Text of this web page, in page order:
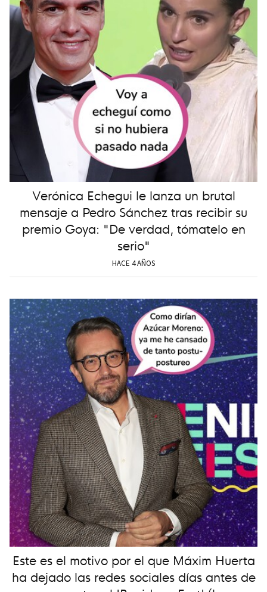
Verónica Echegui le lanza un brutal
mensaje a Pedro Sánchez tras recibir su
premio Goya: "De verdad, tómatelo en
serio"
HACE 4 AÑOS
Este es el motivo por el que Máxim Huerta
ha dejado las redes sociales días antes de